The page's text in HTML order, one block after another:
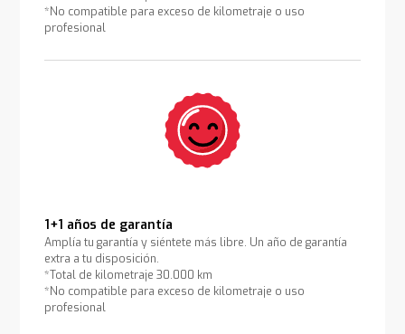
*No compatible para exceso de kilometraje o uso
profesional
1+1 años de garantía
Amplía tu garantía y siéntete más libre. Un año de garantía
extra a tu disposición.
*Total de kilometraje 30.000 km
*No compatible para exceso de kilometraje o uso
profesional